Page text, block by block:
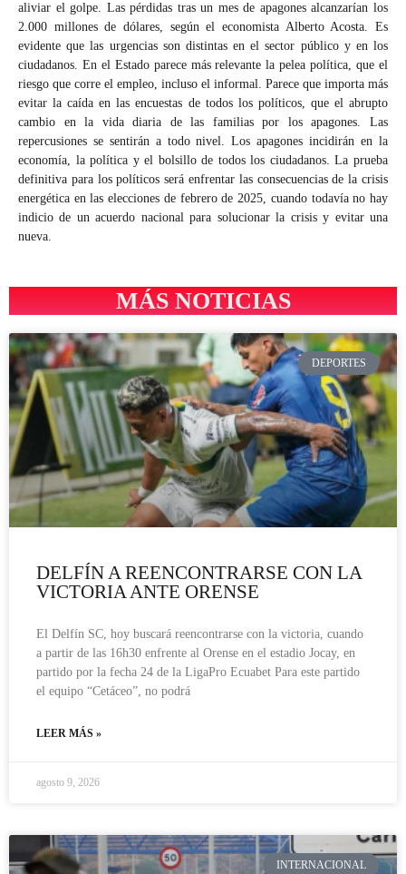
aliviar el golpe. Las pérdidas tras un mes de apagones alcanzarían los
2.000 millones de dólares, según el economista Alberto Acosta. Es
evidente que las urgencias son distintas en el sector público y en los
ciudadanos. En el Estado parece más relevante la pelea política, que el
riesgo que corre el empleo, incluso el informal. Parece que importa más
evitar la caída en las encuestas de todos los políticos, que el abrupto
cambio en la vida diaria de las familias por los apagones. Las
repercusiones se sentirán a todo nivel. Los apagones incidirán en la
economía, la política y el bolsillo de todos los ciudadanos. La prueba
definitiva para los políticos será enfrentar las consecuencias de la crisis
energética en las elecciones de febrero de 2025, cuando todavía no hay
indicio de un acuerdo nacional para solucionar la crisis y evitar una
nueva.
MÁS NOTICIAS
DEPORTES
DELFÍN A REENCONTRARSE CON LA
VICTORIA ANTE ORENSE
El Delfín SC, hoy buscará reencontrarse con la victoria, cuando
a partir de las 16h30 enfrente al Orense en el estadio Jocay, en
partido por la fecha 24 de la LigaPro Ecuabet Para este partido
el equipo “Cetáceo”, no podrá
LEER MÁS »
agosto 9, 2026
INTERNACIONAL